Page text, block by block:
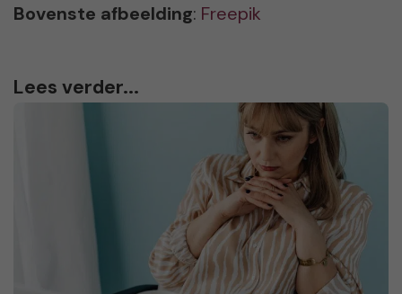
Bovenste afbeelding: Freepik
Lees verder...